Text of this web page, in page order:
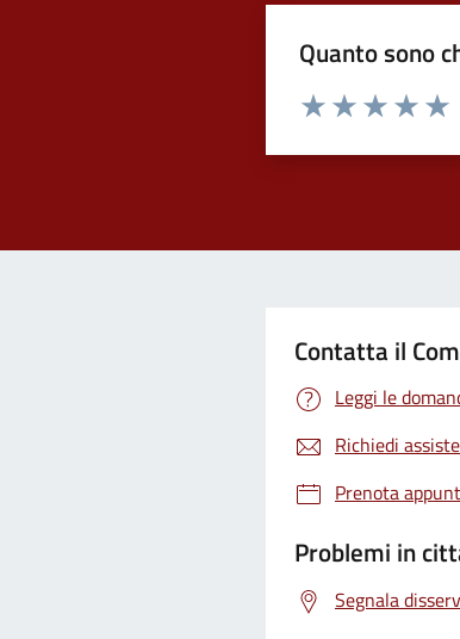
Quanto sono
Valuta da 1 a 5 stelle la
Contatta il
Leggi le
Richiedi
Prenota
Problemi in
Segnala